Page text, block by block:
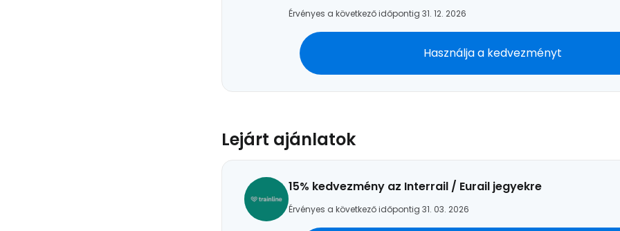
Érvényes a következő időpontig 31. 12. 2026
Használja a kedvezményt
Lejárt ajánlatok
15% kedvezmény az Interrail / Eurail jegyekre
Érvényes a következő időpontig 31. 03. 2026